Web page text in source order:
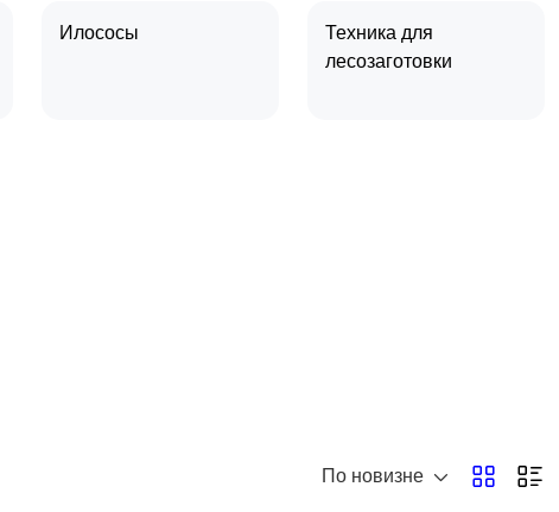
Илососы
Техника для
лесозаготовки
По новизне